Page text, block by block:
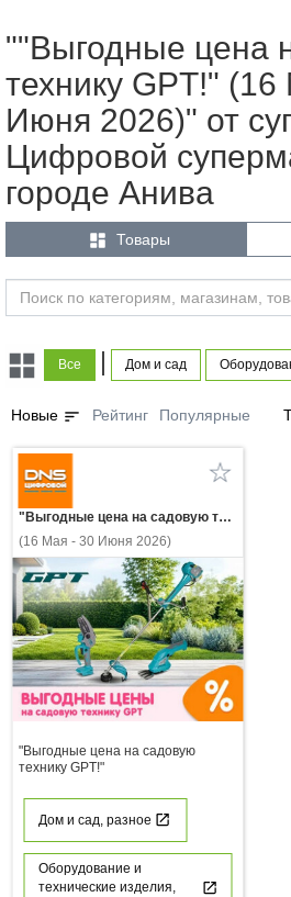
""Выгодные цена
технику GPT!"
Июня 2026)" от
Цифровой
городе Анива
 Товары
Все | Дом и сад
Новые sort Рейтинг Популярные
"Выгодные цена на садовую технику GPT!"
(16 Мая - 30 Июня 2026)
"Выгодные цена на садовую
технику GPT!"
Дом и сад, разное
Оборудование и
технические изделия,